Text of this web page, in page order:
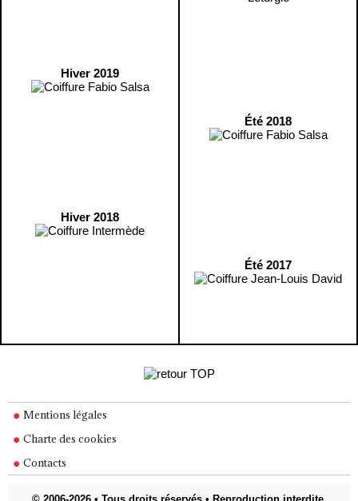
Hiver 2019
Hiver 2018
Été 2018
Été 2017
Mentions légales
Charte des cookies
Contacts